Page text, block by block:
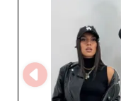
Profitez des
direct avec
bain femme,
compétitifs et
constante.